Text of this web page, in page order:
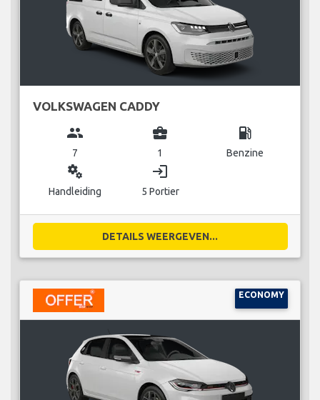
VOLKSWAGEN CADDY
group
7
business_center
1
local_gas_station
Benzine
miscellaneous_services
Handleiding
login
5 Portier
DETAILS WEERGEVEN...
ECONOMY